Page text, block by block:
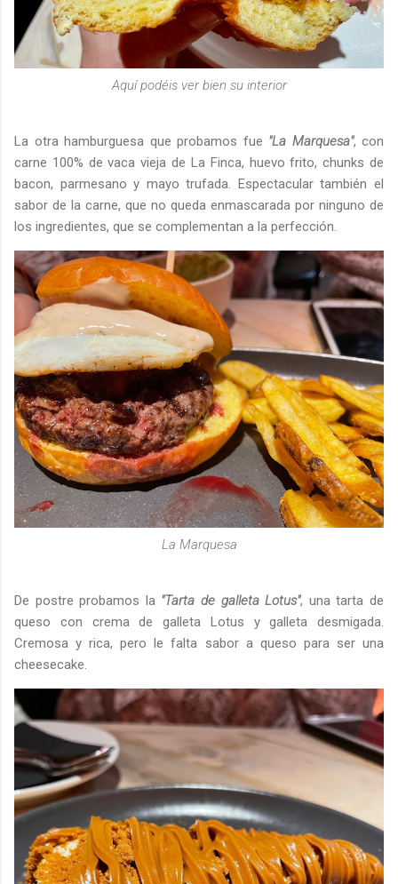
Aquí podéis ver bien su interior
La otra hamburguesa que probamos fue "La Marquesa", con
carne 100% de vaca vieja de La Finca, huevo frito, chunks de
bacon, parmesano y mayo trufada. Espectacular también el
sabor de la carne, que no queda enmascarada por ninguno de
los ingredientes, que se complementan a la perfección.
La Marquesa
De postre probamos la "Tarta de galleta Lotus", una tarta de
queso con crema de galleta Lotus y galleta desmigada.
Cremosa y rica, pero le falta sabor a queso para ser una
cheesecake.